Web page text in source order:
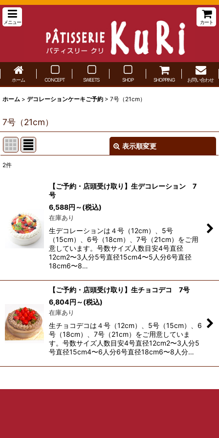
メニュー カート
ホーム CONCEPT SWEETS SHOP SHOPPING お問い合わせ
ホーム > デコレーションケーキご予約 > 7号（21cm）
7号（21cm）
表示順変更
絞り込む
2件
【ご予約・店頭受け取り】生デコレーション 7
号
6,588円 ～(税込)
在庫あり
生デコレーションは４号（12cm）、5号
（15cm）、6号（18cm）、7号（21cm）をご用
意しています。号数サイズ人数目安4号直径
12cm2〜3人分5号直径15cm4〜5人分6号直径
18cm6〜8…
【ご予約・店頭受け取り】生チョコデコ 7号
6,804円 ～(税込)
在庫あり
生チョコデコは４号（12cm）、5号（15cm）、6
号（18cm）、7号（21cm）をご用意していま
す。号数サイズ人数目安4号直径12cm2〜3人分5
号直径15cm4〜6人分6号直径18cm6〜8人分…